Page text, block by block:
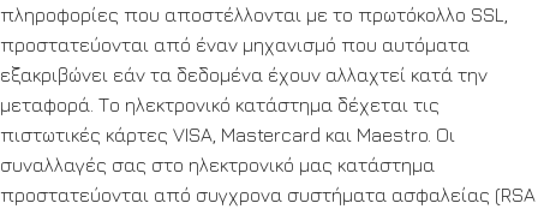
πληροφορίες που αποστέλλονται με το πρωτόκολλο SSL,
προστατεύονται από έναν μηχανισμό που αυτόματα
εξακριβώνει εάν τα δεδομένα έχουν αλλαχτεί κατά την
μεταφορά. Το ηλεκτρονικό κατάστημα δέχεται τις
πιστωτικές κάρτες VISA, Mastercard και Maestro. Οι
συναλλαγές σας στο ηλεκτρονικό μας κατάστημα
προστατεύονται από συγχρονα συστήματα ασφαλείας (RSA